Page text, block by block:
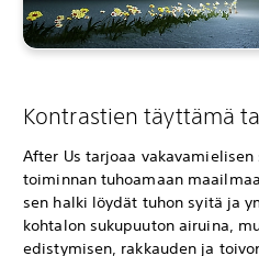
Kontrastien täyttämä
After Us tarjoaa
toiminnan tuhoamaan
sen halki löydät tuhon syitä ja
kohtalon sukupuuton airuina,
edistymisen, rakkauden ja